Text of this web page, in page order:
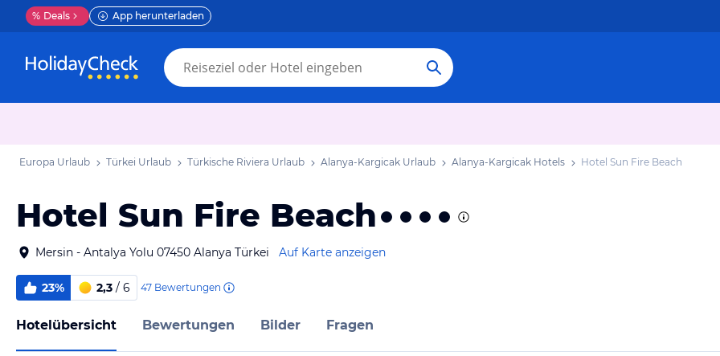
% Deals App herunterladen
Europa Urlaub Türkei Urlaub Türkische Riviera Urlaub Alanya-Kargicak Urlaub Alanya-Kargicak Hotels Hotel Sun Fire Beach
Hotel Sun Fire Beach
Mersin - Antalya Yolu 07450 Alanya Türkei Auf Karte anzeigen
23% 2,3 / 6 47 Bewertungen
Hotelübersicht Bewertungen Bilder Fragen